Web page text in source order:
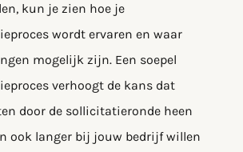
kun je zien hoe je
wordt ervaren en waar
mogelijk zijn. Een soepel
verhoogt de kans dat
door de sollicitatieronde heen
ook langer bij jouw bedrijf willen